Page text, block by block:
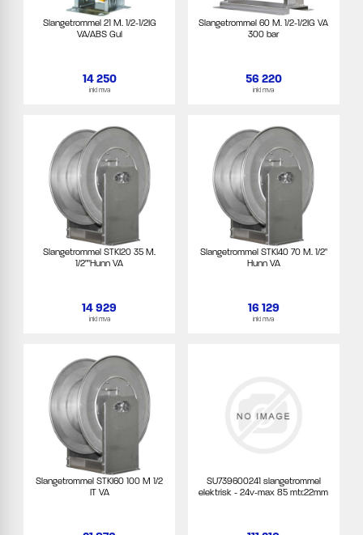
Slangetrommel 21 M. 1/2-1/2IG
VA/ABS Gul
14 250
inkl mva
Slangetrommel 60 M. 1/2-1/2IG VA
300 bar
56 220
inkl mva
Slangetrommel STKI20 35 M.
1/2""Hunn VA
14 929
inkl mva
Slangetrommel STKI40 70 M. 1/2"
Hunn VA
16 129
inkl mva
Slangetrommel STKI60 100 M 1/2
IT VA
SU739600241 slangetrommel
elektrisk - 24v-max 85 mtr.22mm